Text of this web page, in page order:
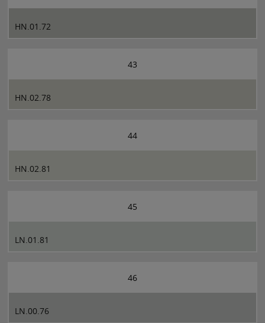
HN.01.72
43
HN.02.78
44
HN.02.81
45
LN.01.81
46
LN.00.76